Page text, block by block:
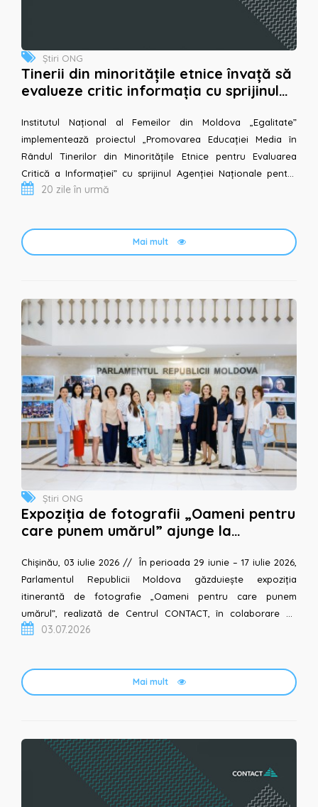
Știri ONG
Tinerii din minoritățile etnice învață să
evalueze critic informația cu sprijinul
Institutul Național al Femeilor din Moldova „Egalitate”
implementează proiectul „Promovarea Educației Media în
Rândul Tinerilor din Minoritățile Etnice pentru Evaluarea
Critică a Informației” cu sprijinul Agenției Naționale pentru
Tineret, în cadrul Progra...
20 zile în urmă
Mai mult
Știri ONG
Expoziția de fotografii „Oameni pentru
care punem umărul” ajunge la
Chișinău, 03 iulie 2026 // În perioada 29 iunie – 17 iulie 2026,
Parlamentul Republicii Moldova găzduiește expoziția
itinerantă de fotografie „Oameni pentru care punem
umărul”, realizată de Centrul CONTACT, în colaborare cu
03.07.2026
Mai mult